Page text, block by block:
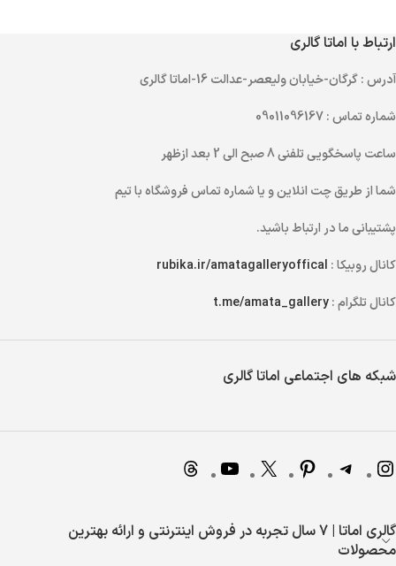
ارتباط با اماتا گالری
آدرس: گرگان-خیابان ولیعصر-عدالت 16-اماتا گالری
شماره تماس: 09011096167
ساعت پاسخگویی تلفنی
شما از طریقچت انلاینو یاشماره تماسفروشگاه با تیم
پشتیبانی ما در ارتباط باشید.
کانال روبیکا : rubika.ir/amatagalleryoffical
کانال تلگرام :t.me/amata_gallery
شبکه های اجتماعی اماتا گالری
گالری اماتا | 7 سال تجربه در فروش اینترنتی و ارائه بهترین
محصولات